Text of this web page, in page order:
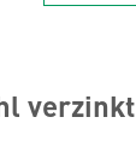
verzinkt